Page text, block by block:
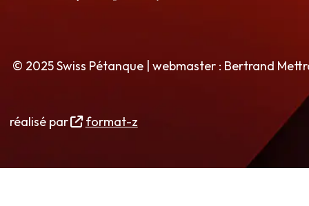
© 2025 Swiss Pétanque | webmaster : Bertrand
réalisé par format-z